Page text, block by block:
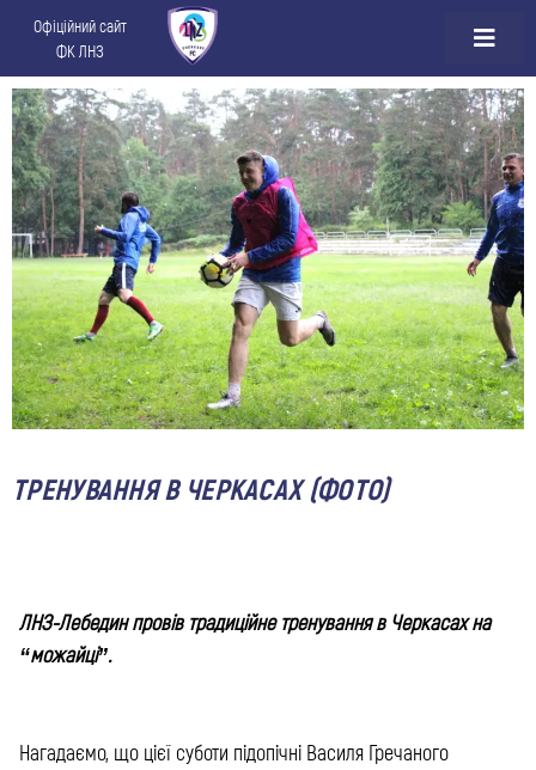
Офіційний сайт
ФК ЛНЗ
ТРЕНУВАННЯ В ЧЕРКАСАХ (ФОТО)
ЛНЗ-Лебедин провів традиційне тренування в Черкасах на
“можайці”.
Нагадаємо, що цієї суботи підопічні Василя Гречаного